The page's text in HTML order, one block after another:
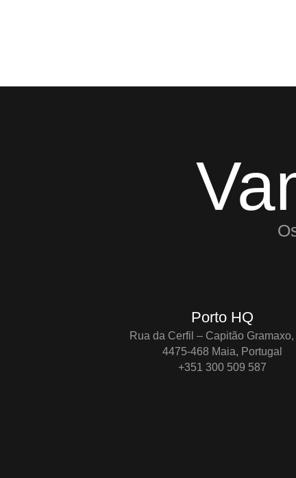
Porto HQ
Rua da Cerfil – Capitão
4475-468 Maia, Portugal
+351 300 509 587